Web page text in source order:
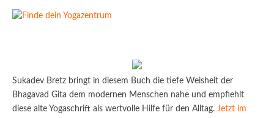
Sukadev Bretz bringt in diesem Buch die tiefe Weisheit der
Bhagavad Gita dem modernen Menschen nahe und empfiehlt
diese alte Yogaschrift als wertvolle Hilfe für den Alltag. Jetzt im